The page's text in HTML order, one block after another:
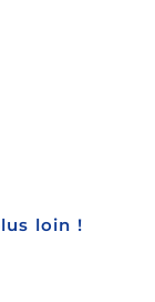
loin !